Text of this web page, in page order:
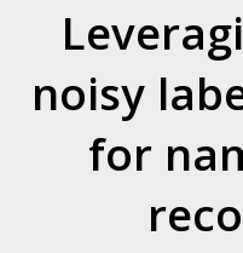
noisy
for